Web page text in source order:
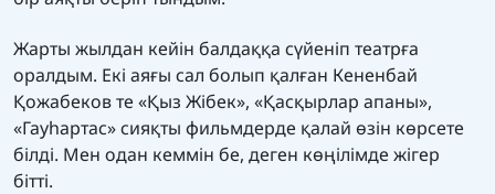
Жарты жылдан кейін балдаққа сүйеніп театрға
оралдым. Екі аяғы сал болып қалған Кененбай
Қожабеков те «Қыз Жібек», «Қасқырлар апаны»,
«Гауһартас» сияқты фильмдерде қалай өзін көрсете
білді. Мен одан кеммін бе, деген көңілімде жігер
бітті.